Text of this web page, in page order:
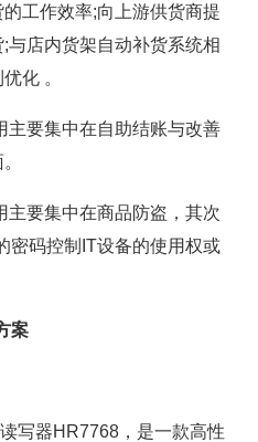
工作效率;向上游供货商提
与店内货架自动补货系统相
化 。
要集中在自助结账与改善
要集中在商品防盗，其次
密码控制IT设备的使用权或
案
写器HR7768，是一款高性